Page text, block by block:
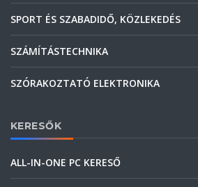
SPORT ÉS SZABADIDŐ, KÖZLEKEDÉS
SZÁMÍTÁSTECHNIKA
SZÓRAKOZTATÓ ELEKTRONIKA
KERESŐK
ALL-IN-ONE PC KERESŐ